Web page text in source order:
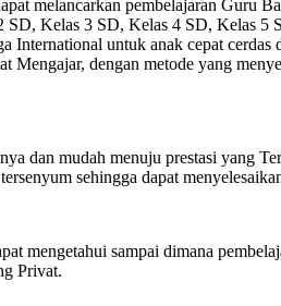
melancarkan pembelajaran Guru
Kelas 3 SD, Kelas 4 SD, Kelas
International untuk anak cepat
dengan metode yang
dan mudah menuju prestasi yang
sehingga dapat
mengetahui sampai dimana
Privat.